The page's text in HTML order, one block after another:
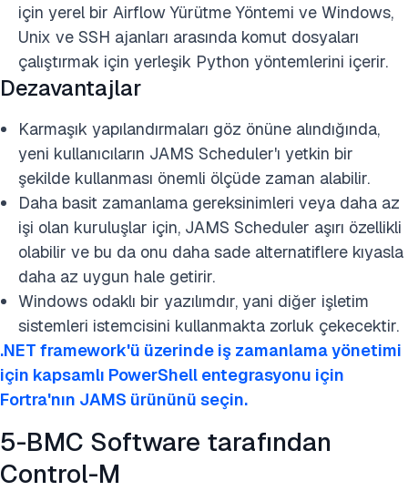
için yerel bir Airflow Yürütme Yöntemi ve Windows,
Unix ve SSH ajanları arasında komut dosyaları
çalıştırmak için yerleşik Python yöntemlerini içerir.
Dezavantajlar
Karmaşık yapılandırmaları göz önüne alındığında,
yeni kullanıcıların JAMS Scheduler'ı yetkin bir
şekilde kullanması önemli ölçüde zaman alabilir.
Daha basit zamanlama gereksinimleri veya daha az
işi olan kuruluşlar için, JAMS Scheduler aşırı özellikli
olabilir ve bu da onu daha sade alternatiflere kıyasla
daha az uygun hale getirir.
Windows odaklı bir yazılımdır, yani diğer işletim
sistemleri istemcisini kullanmakta zorluk çekecektir.
.NET framework'ü üzerinde iş zamanlama yönetimi
için kapsamlı PowerShell entegrasyonu için
Fortra'nın JAMS ürününü seçin.
5-BMC Software tarafından
Control-M